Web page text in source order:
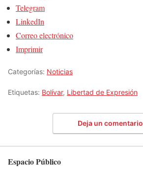
Telegram
LinkedIn
Correo electrónico
Imprimir
Categorías: Noticias
Etiquetas: Bolívar, Libertad de Expresión
Deja un comentario
Espacio Público